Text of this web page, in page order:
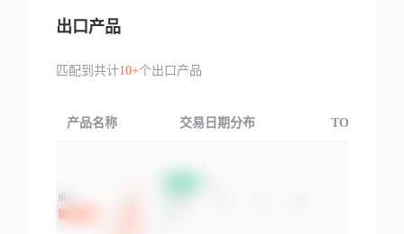
出口产品
匹配到共计10+个出口产品
产品名称 交易日期分布 TOP3交易国